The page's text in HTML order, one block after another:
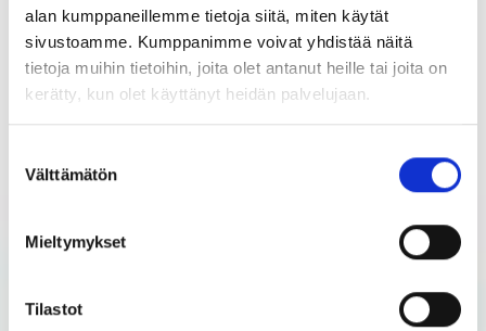
alan kumppaneillemme tietoja siitä, miten käytät
sivustoamme. Kumppanimme voivat yhdistää näitä
tietoja muihin tietoihin, joita olet antanut heille tai joita on
kerätty, kun olet käyttänyt heidän palvelujaan.
valinta
Välttämätön
Mieltymykset
Tilastot